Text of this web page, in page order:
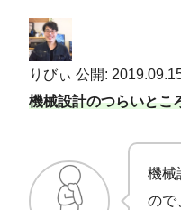
りびぃ 公開:
機械設計のつらいとこ
機械
ので